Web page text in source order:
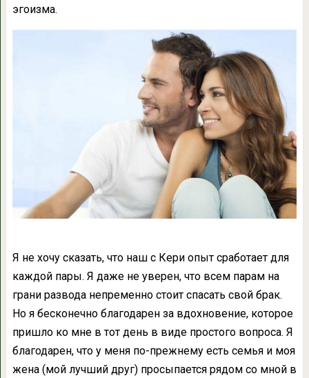
эгоизма.
Я не хочу сказать, что наш с Кери опыт сработает для
каждой пары. Я даже не уверен, что всем парам на
грани развода непременно стоит спасать свой брак.
Но я бесконечно благодарен за вдохновение, которое
пришло ко мне в тот день в виде простого вопроса. Я
благодарен, что у меня по-прежнему есть семья и моя
жена (мой лучший друг) просыпается рядом со мной в